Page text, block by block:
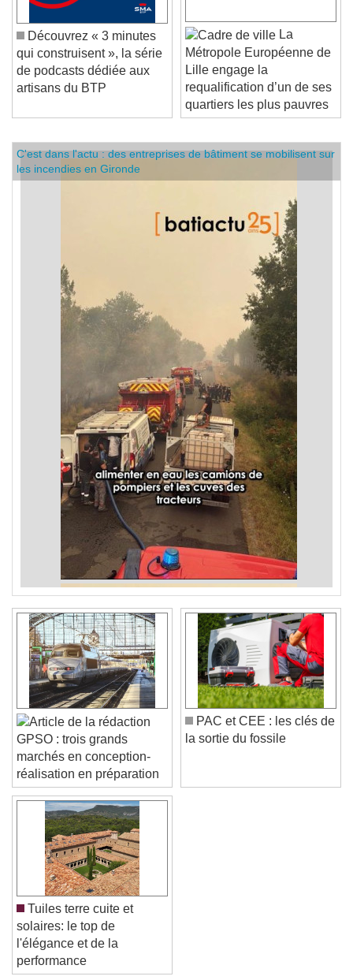
Découvrez « 3 minutes
qui construisent », la série
de podcasts dédiée aux
La
Métropole Européenne de
Lille engage la
requalification d’un de ses
quartiers les plus pauvres
C'est dans l'actu : des entreprises de bâtiment se mobilisent sur
les incendies en Gironde
GPSO : trois grands
marchés en conception-
réalisation en préparation
PAC et CEE : les clés de
Tuiles terre cuite et
solaires: le top de
l'élégance et de la
performance